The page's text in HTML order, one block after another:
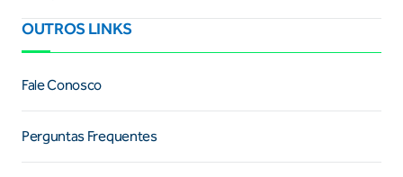
OUTROS LINKS
Fale Conosco
Perguntas Frequentes